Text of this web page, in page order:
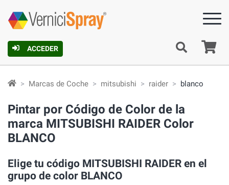
ACCEDER
Marcas de Coche mitsubishi raider blanco
Pintar por Código de Color de la
marca MITSUBISHI RAIDER Color
BLANCO
Elige tu código MITSUBISHI RAIDER en el
grupo de color BLANCO